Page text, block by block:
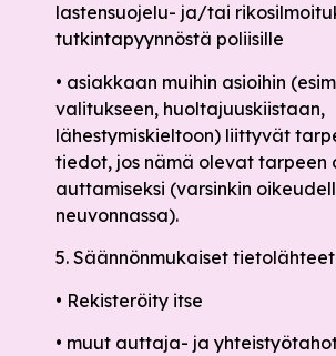
lastensuojelu- ja/tai
tutkintapyynnöstä poliisille
• asiakkaan muihin asioihin
valitukseen, huoltajuuskiistaan,
lähestymiskieltoon) liittyvät
tiedot, jos nämä olevat tarpeen
auttamiseksi (varsinkin
neuvonnassa).
5. Säännönmukaiset tietolähteet
• Rekisteröity itse
• muut auttaja- ja